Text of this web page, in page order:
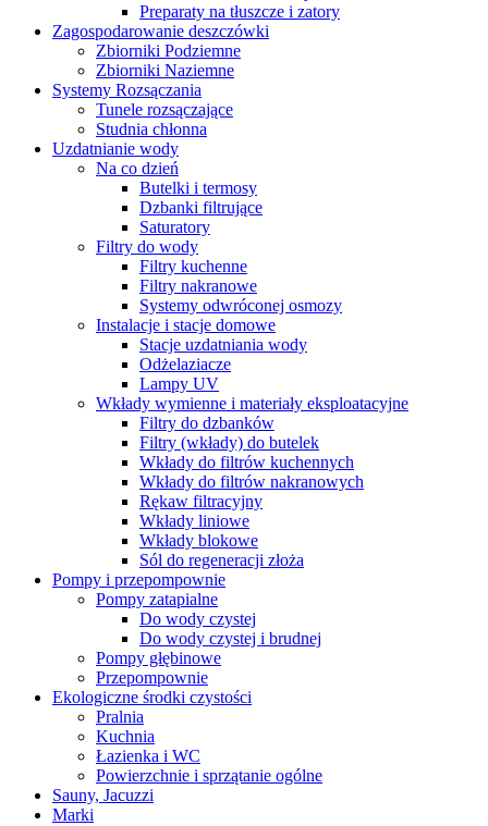
Preparaty na tłuszcze i zatory
Zagospodarowanie deszczówki
Zbiorniki Podziemne
Zbiorniki Naziemne
Systemy Rozsączania
Tunele rozsączające
Studnia chłonna
Uzdatnianie wody
Na co dzień
Butelki i termosy
Dzbanki filtrujące
Saturatory
Filtry do wody
Filtry kuchenne
Filtry nakranowe
Systemy odwróconej osmozy
Instalacje i stacje domowe
Stacje uzdatniania wody
Odżelaziacze
Lampy UV
Wkłady wymienne i materiały eksploatacyjne
Filtry do dzbanków
Filtry (wkłady) do butelek
Wkłady do filtrów kuchennych
Wkłady do filtrów nakranowych
Rękaw filtracyjny
Wkłady liniowe
Wkłady blokowe
Sól do regeneracji złoża
Pompy i przepompownie
Pompy zatapialne
Do wody czystej
Do wody czystej i brudnej
Pompy głębinowe
Przepompownie
Ekologiczne środki czystości
Pralnia
Kuchnia
Łazienka i WC
Powierzchnie i sprzątanie ogólne
Sauny, Jacuzzi
Marki